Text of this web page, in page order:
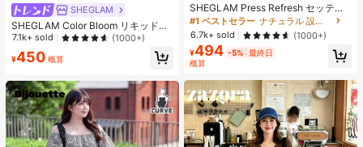
SHEGLAM
SHEGLAM Color Bloom リキッドチ
ークマット仕上げ-Love Cake チー
ューティーコスメメイクアップ
7.1k+ sold (1000+)
¥450 概算
SHEGLAM Press Refresh セッティ
ングスプレー 女性と女の子のための
ブランドビューティーコスメメイク
アップ
#1 ベストセラー
ナチュラル 設定スプレー
6.7k+ sold
(1000+)
¥494 -5% 最終日
概算